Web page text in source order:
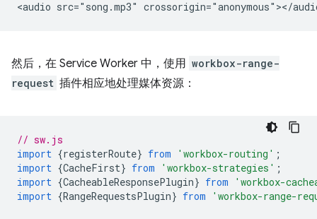
然后，在 Service Worker 中，使用 workbox-range-
request 插件相应地处理媒体资源：
// sw.js
import {registerRoute} from 'workbox-routing' ;
import {CacheFirst} from 'workbox-strategies' ;
import {CacheableResponsePlugin} from
'workbox-
import {RangeRequestsPlugin} from 'workbox-range-